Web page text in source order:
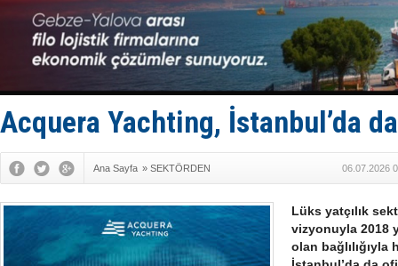
Tatil
Rusya,
Enejota
Denizcilik
Taksi
Acquera Yachting, İstanbul’da
Ana Sayfa » SEKTÖRDEN 06.07.2026
Lüks yatçılık
vizyonuyla 2018
olan